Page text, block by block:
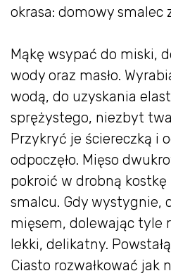
okrasa: domowy smalec
Mąkę wsypać do miski,
wody oraz masło.
wodą, do uzyskania
sprężystego, niezbyt
Przykryć je ściereczką i
odpoczęło. Mięso
pokroić w drobną
smalcu. Gdy wystygnie,
mięsem, dolewając tyle
lekki, delikatny.
Ciasto rozwałkować jak